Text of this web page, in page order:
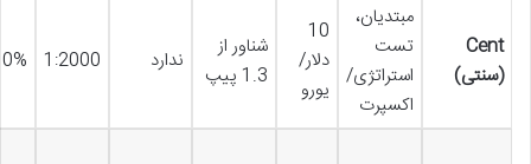
Cent
(سنتی)
مبتدیان،
تست
استراتژی/
اکسپرت
10
دلار/
یورو
شناور از
1.3 پیپ
ندارد 1:2000